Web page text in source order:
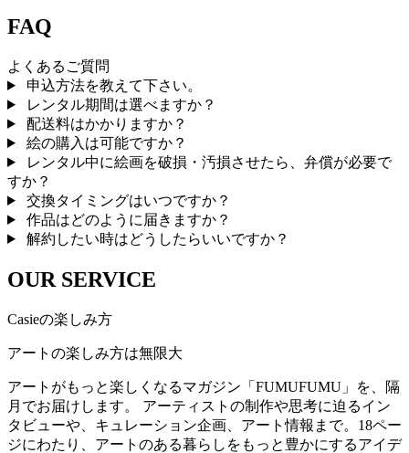
FAQ
よくあるご質問
申込方法を教えて下さい。
レンタル期間は選べますか？
配送料はかかりますか？
絵の購入は可能ですか？
レンタル中に絵画を破損・汚損させたら、弁償が必要で
すか？
交換タイミングはいつですか？
作品はどのように届きますか？
解約したい時はどうしたらいいですか？
OUR SERVICE
Casieの楽しみ方
アートの楽しみ方は無限大
アートがもっと楽しくなるマガジン「FUMUFUMU」を、隔
月でお届けします。 アーティストの制作や思考に迫るイン
タビューや、キュレーション企画、アート情報まで。18ペー
ジにわたり、アートのある暮らしをもっと豊かにするアイデ